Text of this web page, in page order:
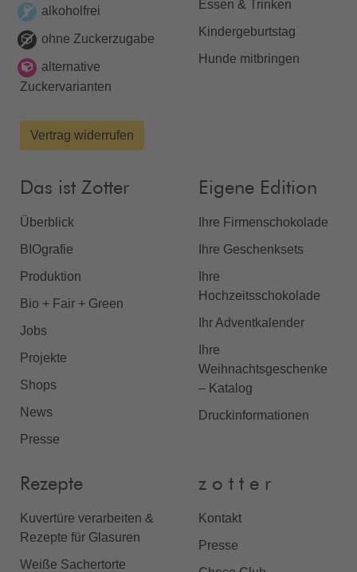
alkoholfrei
ohne Zuckerzugabe
alternative
Zuckervarianten
Vertrag widerrufen
Essen & Trinken
Kindergeburtstag
Hunde mitbringen
Das ist Zotter
Überblick
BIOgrafie
Produktion
Bio + Fair + Green
Jobs
Projekte
Shops
News
Presse
Eigene Edition
Ihre Firmenschokolade
Ihre Geschenksets
Ihre
Hochzeitsschokolade
Ihr Adventkalender
Ihre
Weihnachtsgeschenke
– Katalog
Druckinformationen
Rezepte
Kuvertüre verarbeiten &
Rezepte für Glasuren
Weiße Sachertorte
z o t t e r
Kontakt
Presse